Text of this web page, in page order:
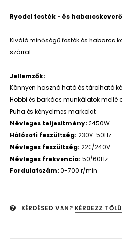
Ryodel festék - és
Kiváló minőségű festék és habarcs
szárral.
Jellemzők:
Könnyen használható és tárolható
Hobbi és barkács munkálatok mellé
Puha és kényelmes markolat
Névleges teljesítmény: 3450W
Hálózati feszültség: 230V-50Hz
Névleges feszültség: 220/240V
Névleges frekvencia: 50/60Hz
Fordulatszám: 0-700 r/min
KÉRDÉSED VAN? KÉRDEZZ